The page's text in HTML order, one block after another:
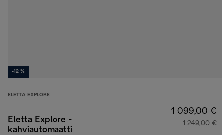
-12 %
ELETTA EXPLORE
Eletta Explore -
kahviautomaatti
1 099,00 €
1 249,00 €